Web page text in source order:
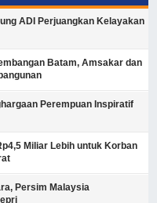
ADI Perjuangkan Kelayakan
Batam, Amsakar dan
Perempuan Inspiratif
Miliar Lebih untuk Korban
Persim Malaysia